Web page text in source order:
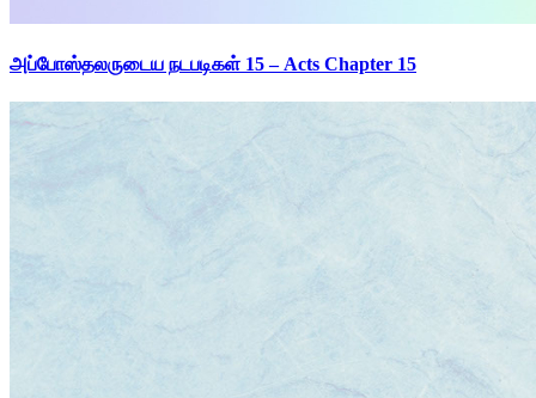
அப்போஸ்தலருடைய நடபடிகள் 15 – Acts Chapter 15